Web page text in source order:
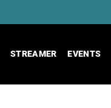
STREAMER EVENTS